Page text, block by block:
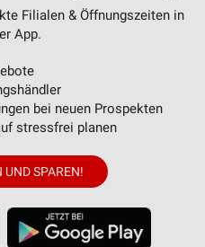
Filialen & Öffnungszeiten in
App.
bei neuen Prospekten
stressfrei planen
SPAREN!